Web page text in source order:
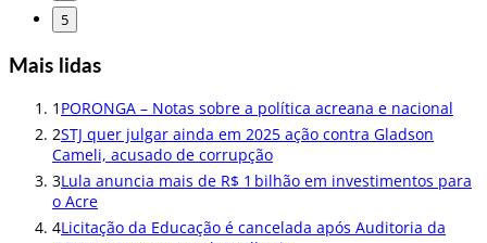
5
Mais lidas
1 PORONGA – Notas sobre a política acreana e nacional
2STJ quer julgar ainda em 2025 ação contra Gladson
Cameli, acusado de corrupção
3Lula anuncia mais de R$ 1 bilhão em investimentos para
o Acre
4Licitação da Educação é cancelada após Auditoria da